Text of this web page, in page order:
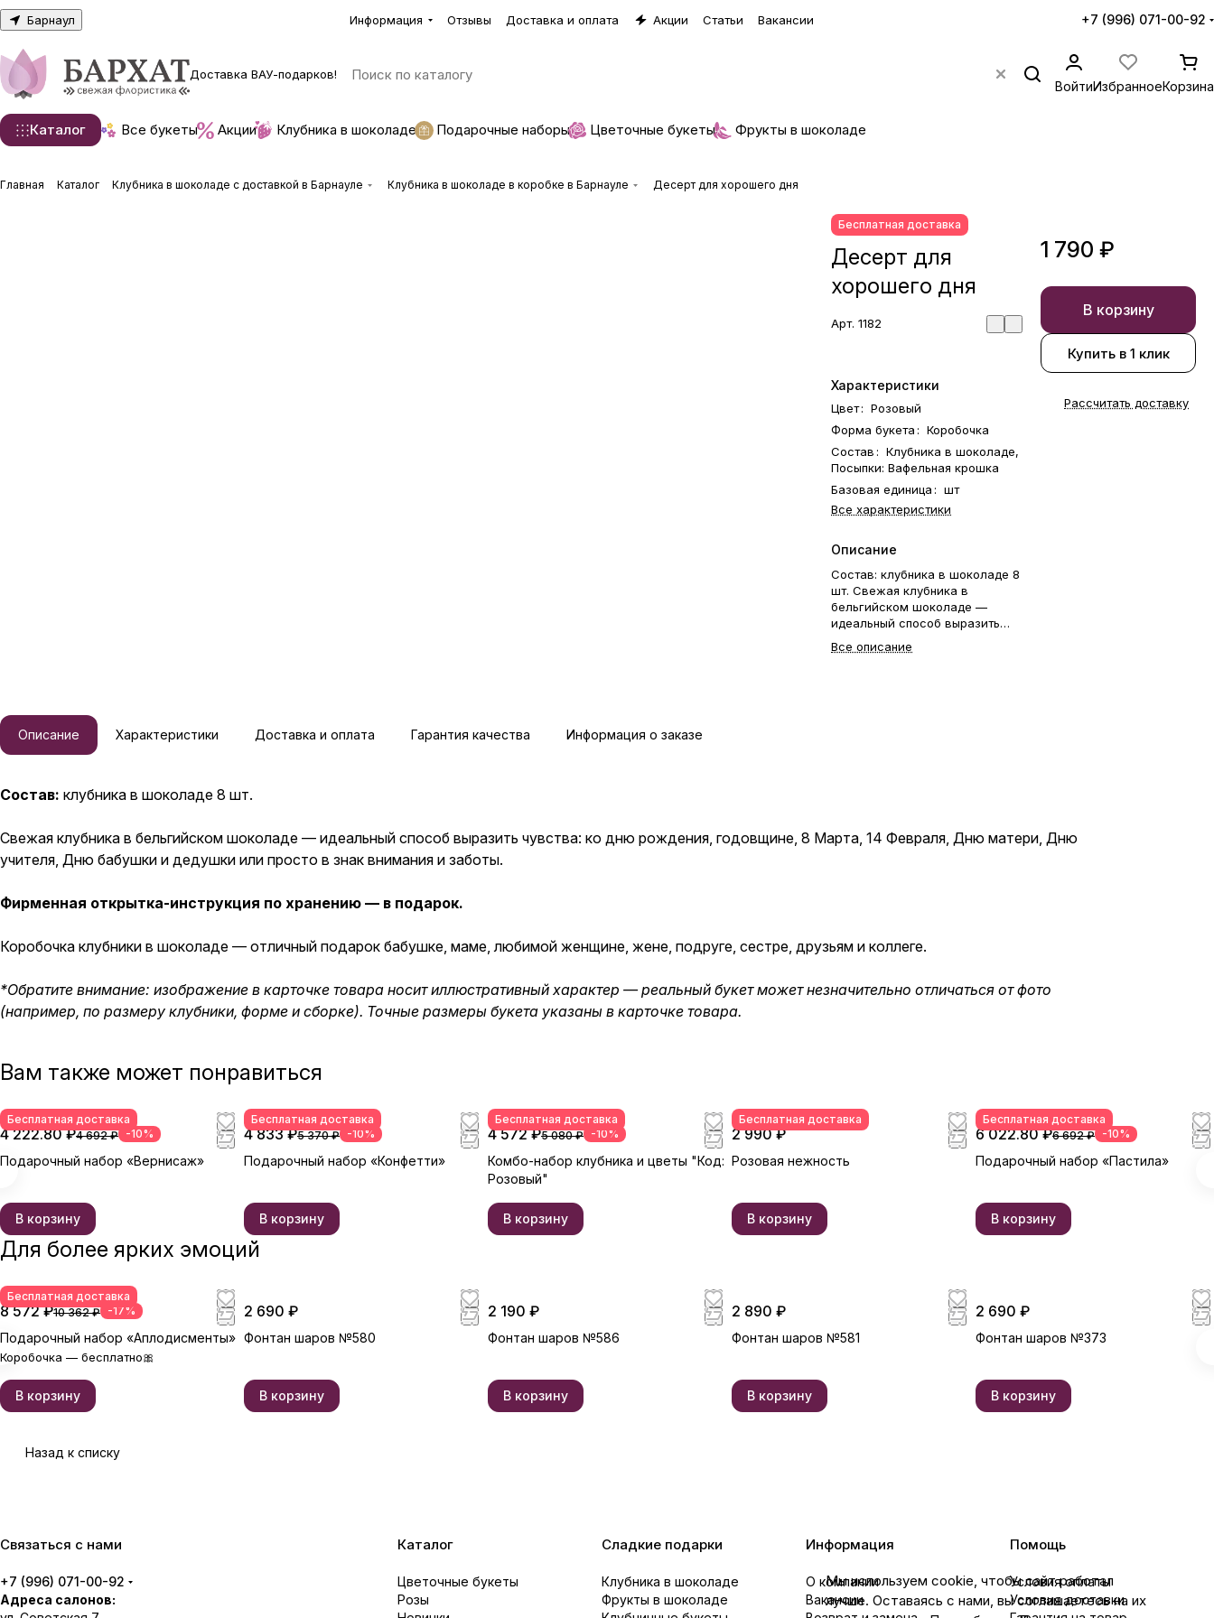
Барнаул Информация Отзывы Доставка и оплата Акции Статьи Вакансии +7 (996) 071-00-92
Доставка ВАУ-подарков!
ВойтиИзбранноеКорзина
Каталог Все букеты Акции Клубника в шоколаде Подарочные наборы Цветочные букеты Фрукты в шоколаде
Главная Каталог Клубника в шоколаде с доставкой в Барнауле Клубника в шоколаде в коробке в Барнауле Десерт для хорошего дня
Бесплатная доставка
Десерт для
хорошего дня
Арт. 1182
Характеристики
Цвет: Розовый
Форма букета : Коробочка
Состав : Клубника в шоколаде,
Посыпки: Вафельная крошка
Базовая единица : шт
Все характеристики
Описание
Состав: клубника в шоколаде 8
шт. Свежая клубника в
бельгийском шоколаде —
идеальный способ выразить
годовщине, 8 Марта, 14
сестре, друзьям и коллеге.
Все описание
1 790 ₽
В корзину
Купить в 1 клик
Рассчитать доставку
Описание Характеристики Доставка и оплата Гарантия качества Информация о заказе
Состав: клубника в шоколаде 8 шт.
Свежая клубника в бельгийском шоколаде — идеальный способ выразить чувства: ко дню рождения, годовщине, 8 Марта, 14 Февраля, Дню матери, Дню
учителя, Дню бабушки и дедушки или просто в знак внимания и заботы.
Фирменная открытка-инструкция по хранению — в подарок.
Коробочка клубники в шоколаде — отличный подарок бабушке, маме, любимой женщине, жене, подруге, сестре, друзьям и коллеге.
*Обратите внимание: изображение в карточке товара носит иллюстративный характер — реальный букет может незначительно отличаться от фото
(например, по размеру клубники, форме и сборке). Точные размеры букета указаны в карточке товара.
Вам также может понравиться
Бесплатная доставка
4 222.80 ₽4 692 ₽ -10%
Подарочный набор «Вернисаж»
В корзину
Бесплатная доставка
4 833 ₽5 370 ₽ -10%
Подарочный набор «Конфетти»
В корзину
Бесплатная доставка
4 572 ₽5 080 ₽ -10%
Комбо-набор клубника и цветы "Код:
Розовый"
В корзину
Бесплатная доставка
2 990 ₽
Розовая нежность
В корзину
Бесплатная доставка
6 022.80 ₽6 692 ₽ -10%
Подарочный набор «Пастила»
В корзину
Для более ярких эмоций
Бесплатная доставка
8 572 ₽10 362 ₽ -17%
Подарочный набор «Аплодисменты»
Коробочка — бесплатно🎀
В корзину
2 690 ₽
Фонтан шаров №580
В корзину
2 190 ₽
Фонтан шаров №586
В корзину
2 890 ₽
Фонтан шаров №581
В корзину
2 690 ₽
Фонтан шаров №373
В корзину
Назад к списку
Связаться с нами
+7 (996) 071-00-92
Адреса салонов:
Каталог
Цветочные букеты
Розы
Сладкие подарки
Клубника в шоколаде
Фрукты в шоколаде
Информация
О компании
Вакансии
Помощь
Условия оплаты
Условия доставки
Мы используем cookie, чтобы сайт работал
лучше. Оставаясь с нами, вы соглашаетесь на их